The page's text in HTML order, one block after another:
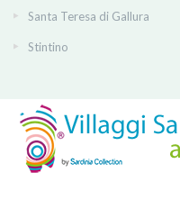
Santa Teresa di Gallura
Stintino